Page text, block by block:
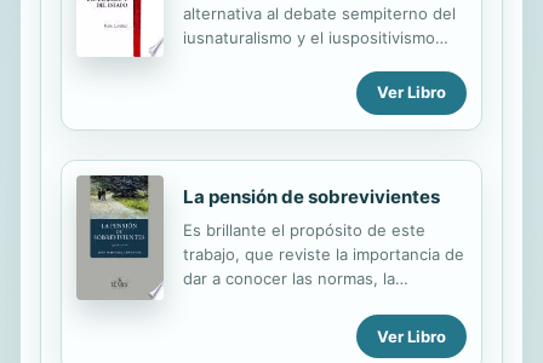
alternativa al debate sempiterno del
iusnaturalismo y el iuspositivismo
las páginas de esta obra que,
afortunadamente, vuelve ahora a ver
la luz. La construcción filosófica-
jurídica y filosófica de esa alternativa
análisis de los geniales Kant y Hegel
merece de por sí la reedición para el
siglo XXI. Pocas obras actuales de
Filosofía del Derecho muestran la
sacar partido iusfilosófico de los
pensamientos de Kant y Hegel y de
Ver Libro
La pensión de sobrevivientes
Es brillante el propósito de este
trabajo, que reviste la importancia de
dar a conocer las normas, la
teóricos y prácticos sobre la pensión
de sobrevivientes, enmarcada dentro
Ver Libro